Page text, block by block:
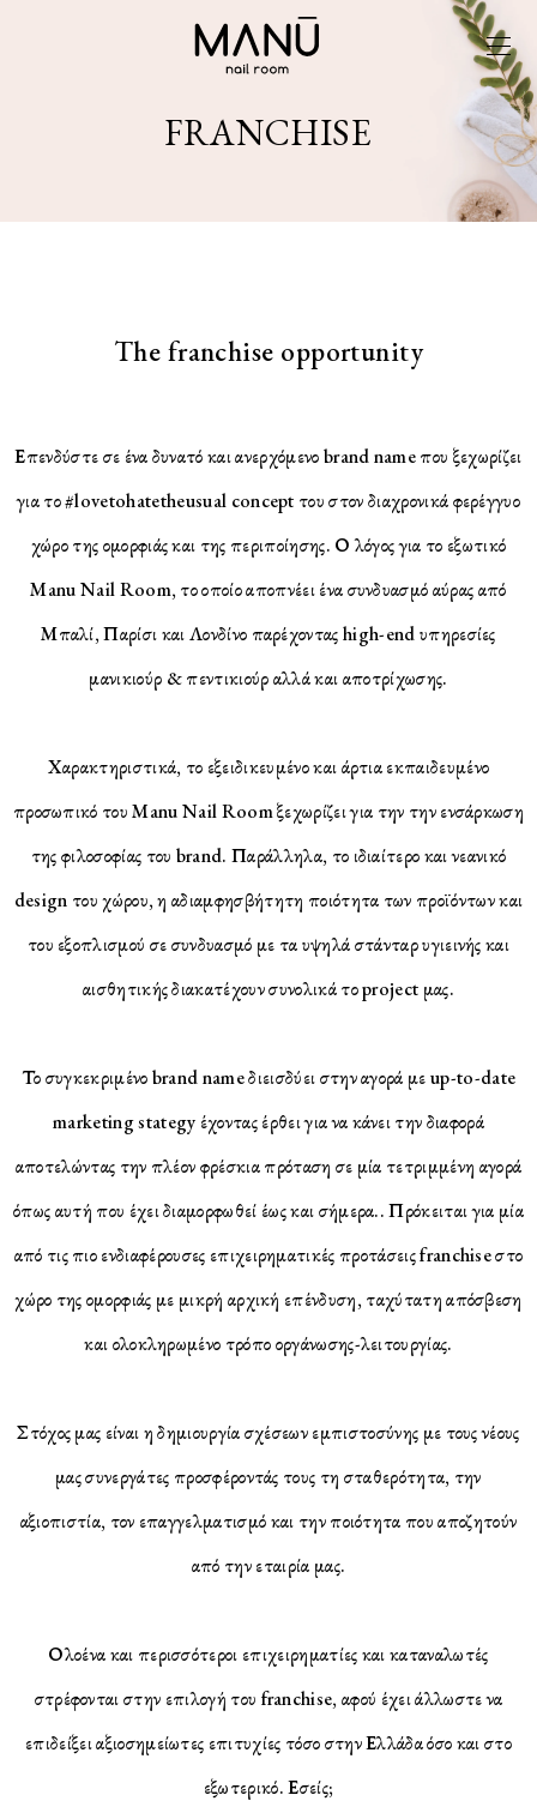
FRANCHISE
The franchise opportunity
Επενδύστε σε ένα δυνατό και ανερχόμενο brand name που ξεχωρίζει
για το #lovetohatetheusual concept του στον διαχρονικά φερέγγυο
χώρο της ομορφιάς και της περιποίησης. Ο λόγος για το εξωτικό
Manu Nail Room, το οποίο αποπνέει ένα συνδυασμό αύρας από
Μπαλί, Παρίσι και Λονδίνο παρέχοντας high-end υπηρεσίες
μανικιούρ & πεντικιούρ αλλά και αποτρίχωσης.
Χαρακτηριστικά, το εξειδικευμένο και άρτια εκπαιδευμένο
προσωπικό του Manu Nail Room ξεχωρίζει για την την ενσάρκωση
της φιλοσοφίας του brand. Παράλληλα, το ιδιαίτερο και νεανικό
design του χώρου, η αδιαμφησβήτητη ποιότητα των προϊόντων και
του εξοπλισμού σε συνδυασμό με τα υψηλά στάνταρ υγιεινής και
αισθητικής διακατέχουν συνολικά το project μας.
Το συγκεκριμένο brand name διεισδύει στην αγορά με up-to-date
marketing stategy έχοντας έρθει για να κάνει την διαφορά
αποτελώντας την πλέον φρέσκια πρόταση σε μία τετριμμένη αγορά
όπως αυτή που έχει διαμορφωθεί έως και σήμερα.. Πρόκειται για μία
από τις πιο ενδιαφέρουσες επιχειρηματικές προτάσεις franchise στο
χώρο της ομορφιάς με μικρή αρχική επένδυση, ταχύτατη απόσβεση
και ολοκληρωμένο τρόπο οργάνωσης-λειτουργίας.
Στόχος μας είναι η δημιουργία σχέσεων εμπιστοσύνης με τους νέους
μας συνεργάτες προσφέροντάς τους τη σταθερότητα, την
αξιοπιστία, τον επαγγελματισμό και την ποιότητα που αποζητούν
από την εταιρία μας.
Ολοένα και περισσότεροι επιχειρηματίες και καταναλωτές
στρέφονται στην επιλογή του franchise, αφού έχει άλλωστε να
επιδείξει αξιοσημείωτες επιτυχίες τόσο στην Ελλάδα όσο και στο
εξωτερικό. Εσείς;